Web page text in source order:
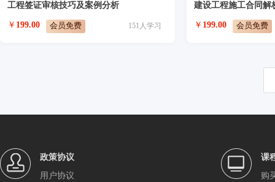
工程签证审核技巧及案例分析
￥ 199.00 会员免费 151 人学习
建设工程施工合同解
￥ 199.00 会员免费
政策协议
用户协议
课
购